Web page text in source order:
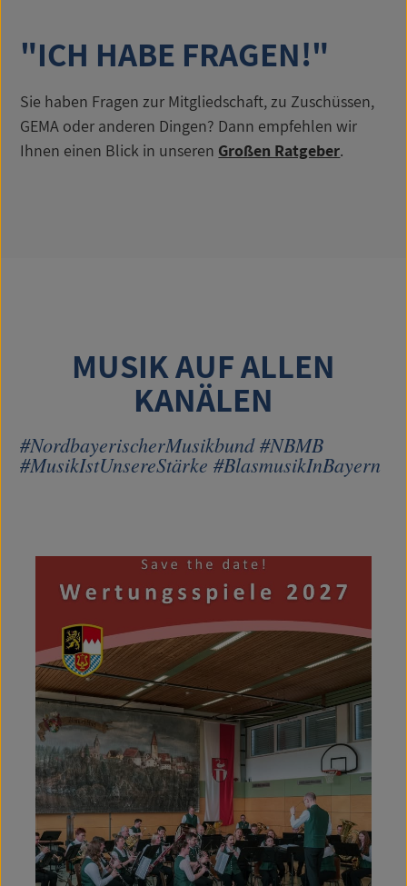
"ICH HABE FRAGEN!"
Sie haben Fragen zur Mitgliedschaft, zu Zuschüssen,
GEMA oder anderen Dingen? Dann empfehlen wir
Ihnen einen Blick in unseren Großen Ratgeber.
MUSIK AUF ALLEN
KANÄLEN
#NordbayerischerMusikbund #NBMB
#MusikIstUnsereStärke #BlasmusikInBayern